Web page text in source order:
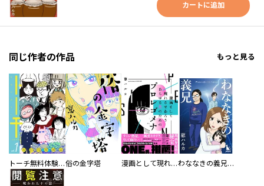
カートに追加
同じ作者の作品 もっと見る
トーチ無料体験版俗の金字塔 漫画として現れるであろうあらゆる恋のためのプロレゴメナ わななきの義兄【単行本版】